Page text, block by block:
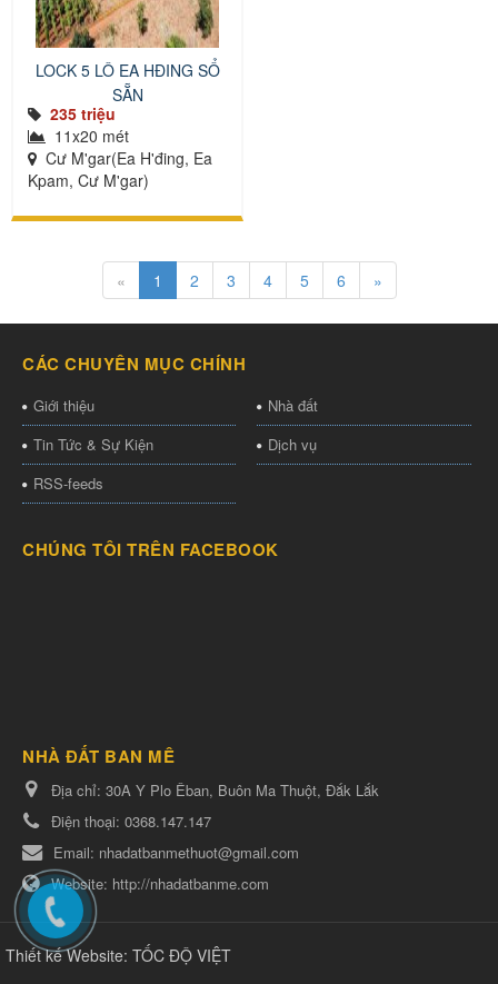
LOCK 5 LÔ EA HĐING SỔ
SẴN
235 triệu
11x20 mét
Cư M'gar(Ea H'đing, Ea
Kpam, Cư M'gar)
« 1 2 3 4 5 6 »
CÁC CHUYÊN MỤC CHÍNH
Giới thiệu
Nhà đất
Tin Tức & Sự Kiện
Dịch vụ
RSS-feeds
CHÚNG TÔI TRÊN FACEBOOK
NHÀ ĐẤT BAN MÊ
Địa chỉ: 30A Y Plo Êban, Buôn Ma Thuột, Đắk Lắk
Điện thoại: 0368.147.147
Email: nhadatbanmethuot@gmail.com
Website: http://nhadatbanme.com
Thiết kế Website: TỐC ĐỘ VIỆT